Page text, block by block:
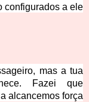
configurados a ele
mas a tua
Fazei que
alcancemos força